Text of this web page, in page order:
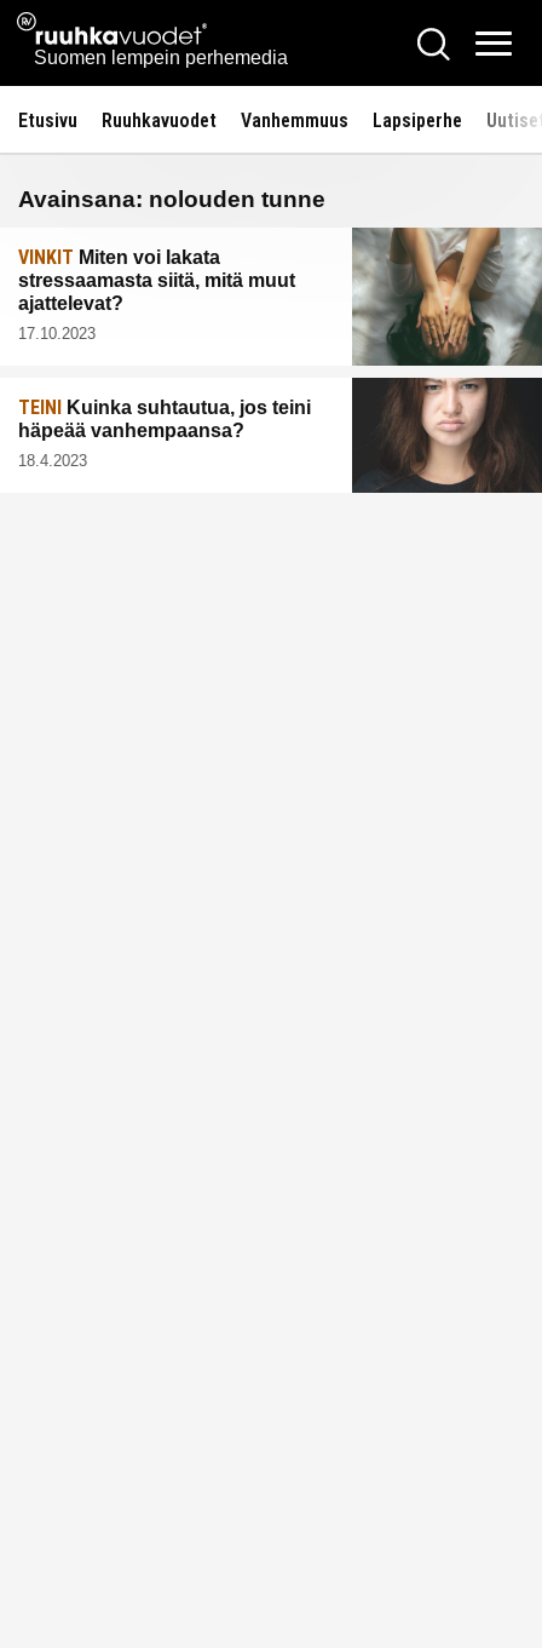
Siirry
sisältöön
Ruuhkavuodet.fi
Suomen lempein perhemedia
Hae
Etusivu Ruuhkavuodet Vanhemmuus Lapsiperhe
Avainsana: nolouden tunne
VINKIT Miten voi lakata
stressaamasta siitä, mitä muut
ajattelevat?
17.10.2023
TEINI Kuinka suhtautua, jos teini
häpeää vanhempaansa?
18.4.2023